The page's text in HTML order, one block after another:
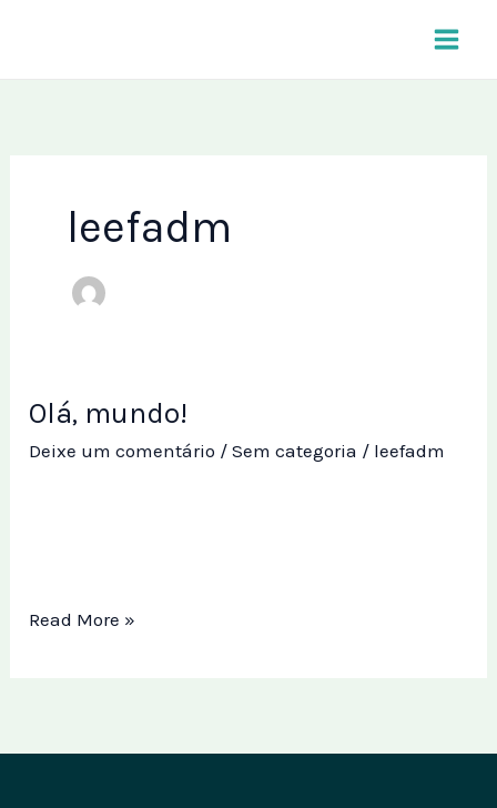
leefadm
Olá, mundo!
Deixe um comentário /Sem categoria / leefadm
Olá,
mundo!
Read More »